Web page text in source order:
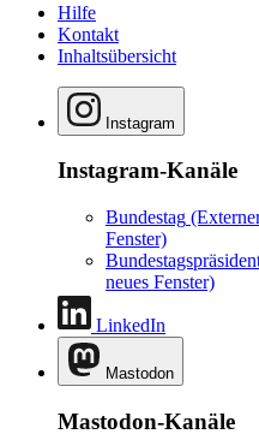
Hilfe
Kontakt
Inhaltsübersicht
Instagram
Instagram-Kanäle
Bundestag
Fenster)
neues Fenster)
LinkedIn
Mastodon
Mastodon-Kanäle